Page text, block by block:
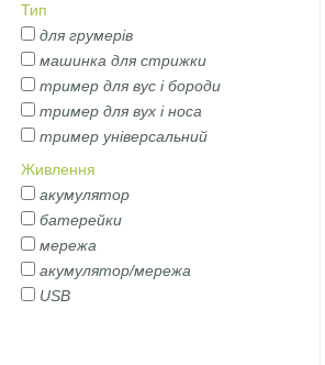
Тип
для грумерів
машинка для стрижки
тример для вус і бороди
тример для вух і носа
тример універсальний
Живлення
акумулятор
батерейки
мережа
акумулятор/мережа
USB